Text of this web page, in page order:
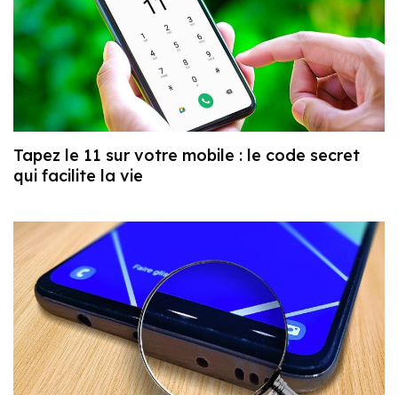
Tapez le 11 sur votre mobile : le code secret
qui facilite la vie